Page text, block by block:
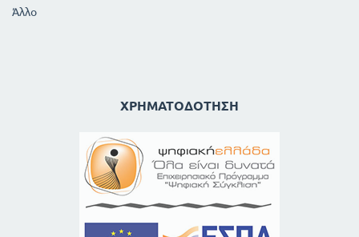
Άλλο
ΧΡΗΜΑΤΟΔΌΤΗΣΗ